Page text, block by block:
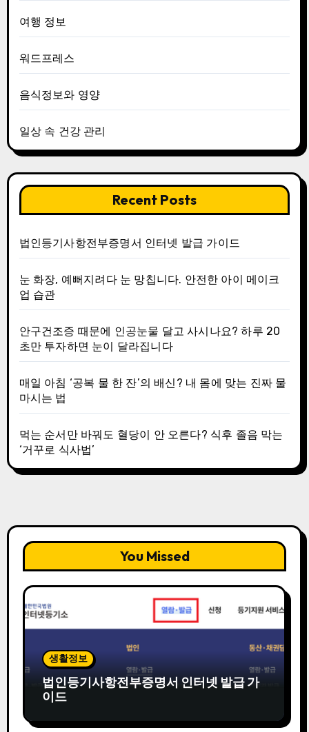
여행 정보
워드프레스
음식정보와 영양
일상 속 건강 관리
Recent Posts
법인등기사항전부증명서 인터넷 발급 가이드
눈 화장, 예뻐지려다 눈 망칩니다. 안전한 아이 메이크
업 습관
안구건조증 때문에 인공눈물 달고 사시나요? 하루 20
초만 투자하면 눈이 달라집니다
매일 아침 ‘공복 물 한 잔’의 배신? 내 몸에 맞는 진짜 물
마시는 법
먹는 순서만 바꿔도 혈당이 안 오른다? 식후 졸음 막는
‘거꾸로 식사법’
You Missed
생활정보
법인등기사항전부증명서 인터넷 발급 가
이드